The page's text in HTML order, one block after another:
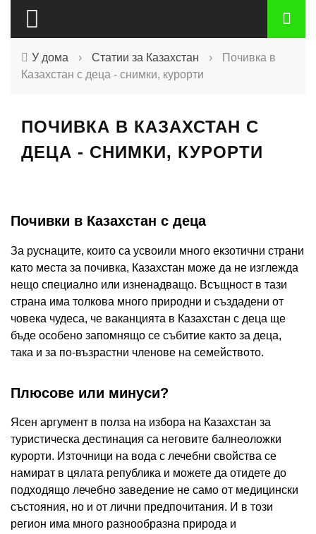
У дома › Статии за Казахстан ›
Почивка в
Казахстан с деца - снимки, курорти
ПОЧИВКА В КАЗАХСТАН С
ДЕЦА - СНИМКИ, КУРОРТИ
Почивки в Казахстан с деца
За руснаците, които са усвоили много екзотични страни
като места за почивка, Казахстан може да не изглежда
нещо специално или изненадващо. Всъщност в тази
страна има толкова много природни и създадени от
човека чудеса, че ваканцията в Казахстан с деца ще
бъде особено запомнящо се събитие както за деца,
така и за по-възрастни членове на семейството.
Плюсове или минуси?
Ясен аргумент в полза на избора на Казахстан за
туристическа дестинация са неговите балнеоложки
курорти. Източници на вода с лечебни свойства се
намират в цялата република и можете да отидете до
подходящо лечебно заведение не само от медицински
състояния, но и от лични предпочитания. И в този
регион има много разнообразна природа и